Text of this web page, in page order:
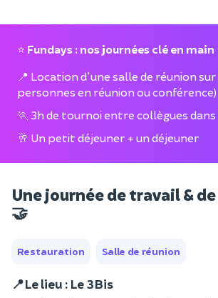
⭐ Fundays : nos journées clé en main
📍 Location d'une salle de réunion
personnes en réunion ou conférence)
🏃 3h de tournoi entre collègues dans
🥂 Un petit déjeuner + un déjeuner
Une journée de travail &
🤝
Restauration Salle de réunion
📍Le lieu : Le 3Bis